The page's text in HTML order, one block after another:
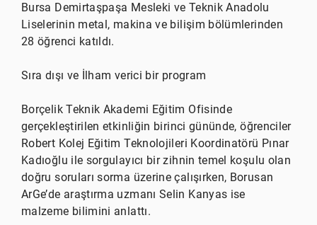
Bursa Demirtaşpaşa Mesleki ve Teknik Anadolu
Liselerinin metal, makina ve bilişim bölümlerinden
28 öğrenci katıldı.
Sıra dışı ve İlham verici bir program
Borçelik Teknik Akademi Eğitim Ofisinde
gerçekleştirilen etkinliğin birinci gününde, öğrenciler
Robert Kolej Eğitim Teknolojileri Koordinatörü Pınar
Kadıoğlu ile sorgulayıcı bir zihnin temel koşulu olan
doğru soruları sorma üzerine çalışırken, Borusan
ArGe’de araştırma uzmanı Selin Kanyas ise
malzeme bilimini anlattı.